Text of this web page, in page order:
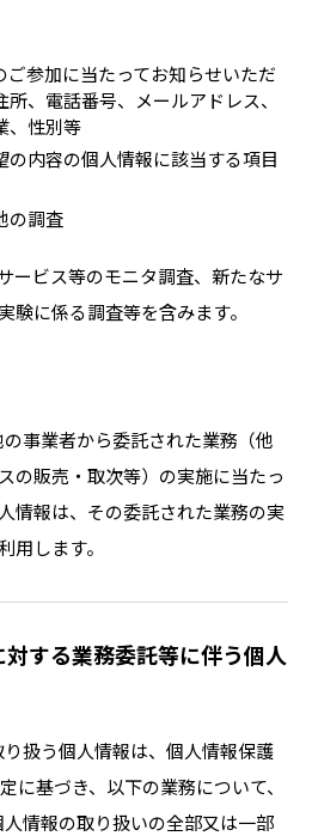
ご参加に当たってお知らせいただ
、電話番号、メールアドレス、
、性別等
の内容の個人情報に該当する項目
の調査
ービス等のモニタ調査、新たなサ
験に係る調査等を含みます。
事業者から委託された業務（他
の販売・取次等）の実施に当たっ
情報は、その委託された業務の実
用します。
対する業務委託等に伴う個人
扱う個人情報は、個人情報保護
に基づき、以下の業務について、
情報の取り扱いの全部又は一部